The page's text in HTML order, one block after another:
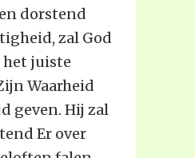
dorstend
zal God
het juiste
Waarheid
geven. Hij zal
Er over